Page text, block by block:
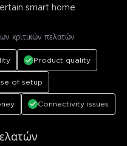
smart home
κριτικών πελατών
Product quality
of setup
Connectivity issues